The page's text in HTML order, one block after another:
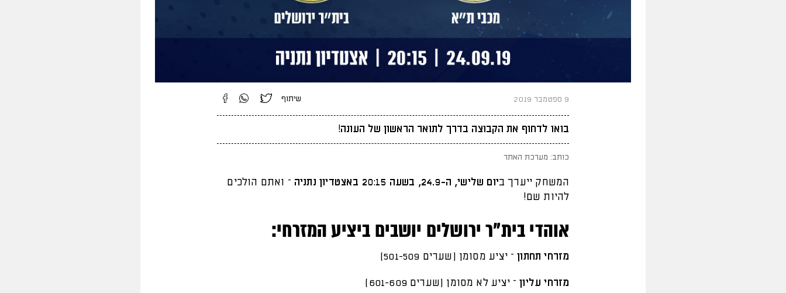
9 ספטמבר 2019 שיתוף
בואו לדחוף את הקבוצה בדרך לתואר הראשון של העונה!‬
כותב: מערכת האתר
המשחק ייערך ביום שלישי, ה-24.9, בשעה 20:15 באצטדיון נתניה
– ואתם הולכים
להיות שם!
אוהדי בית"ר ירושלים יושבים ביציע המזרחי:
מזרחי תחתון– יציע מסומן (שערים 501-509)
מזרחי עליון– יציע לא מסומן (שערים 601-609)